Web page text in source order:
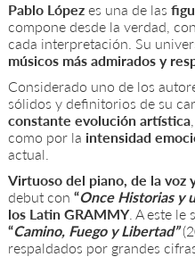
Pablo López es una de las
compone desde la verdad,
cada interpretación. Su
músicos más admirados y
Considerado uno de los
sólidos y definitorios de su
constante evolución artística
como por la intensidad
actual.
Virtuoso del piano, de la voz
debut con“Once Historias y
los Latin GRAMMY. A este le
“Camino, Fuego y Libertad”
respaldados por grandes